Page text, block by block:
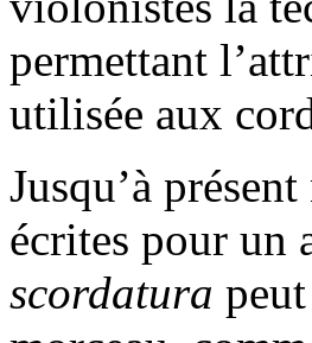
permettant
utilisée aux
Jusqu’à
écrites pour un
scordatura